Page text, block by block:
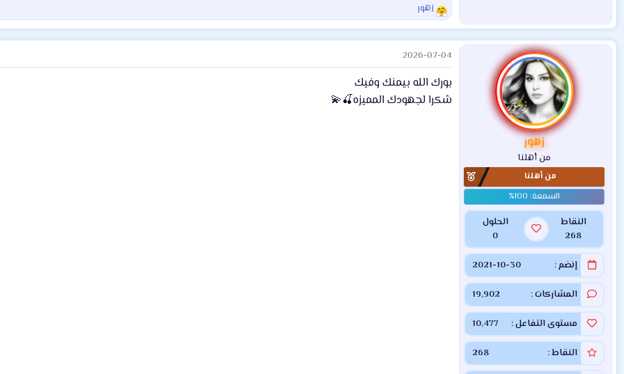
ا
ل
ت
ف
ا
ع
ل
زهور
زهور
من أهلنا
من أهلنا
النقاط
268
الحلول
0
إنضم 2021-10-30
المشاركات 19,902
مستوى التفاعل 10,477
النقاط 268
2026-07-04
بورك الله بيمنك وفيك
شكرا لجهودك المميزه🍒💫